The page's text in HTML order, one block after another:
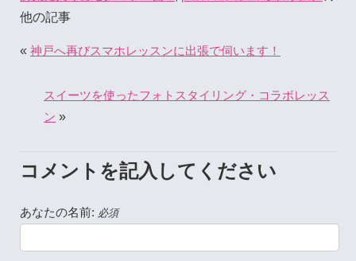
他の記事
« 神戸へ再びスマホレッスンに出張で伺います！
スイーツを使ったフォトスタイリング・コラボレッス
ン »
コメントを記入してください
あなたの名前: 必須